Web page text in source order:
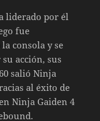
liderado por él
fue
consola y se
acción, sus
salió Ninja
al éxito de
Ninja Gaiden 4